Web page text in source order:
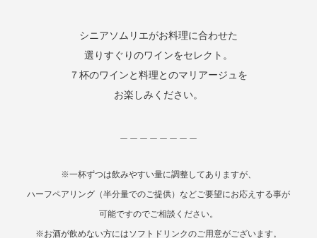
シニアソムリエがお料理に合わせた
選りすぐりのワインをセレクト。
７杯のワインと料理とのマリアージュを
お楽しみください。
※一杯ずつは飲みやすい量に調整してありますが、
ハーフペアリング（半分量でのご提供）などご要望にお応えする事が
可能ですのでご相談ください。
※お酒が飲めない方にはソフトドリンクのご用意がございます。